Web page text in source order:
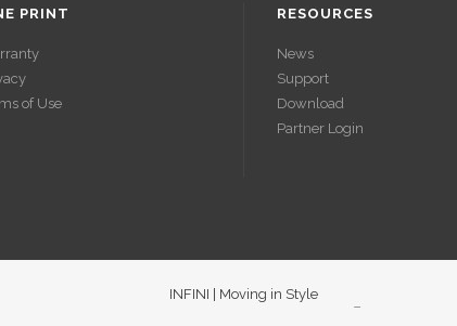
PRINT
of Use
SES
RESOURCES
News
Support
Download
Partner Login
INFINI | Moving in Style